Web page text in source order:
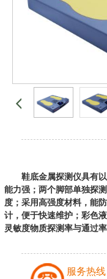
鞋底金属探测仪具有
能力强；两个脚部单独探
度；采用高强度材料，能
计，便于快速维护；彩色
灵敏度物质探测率与通过率
服务热线